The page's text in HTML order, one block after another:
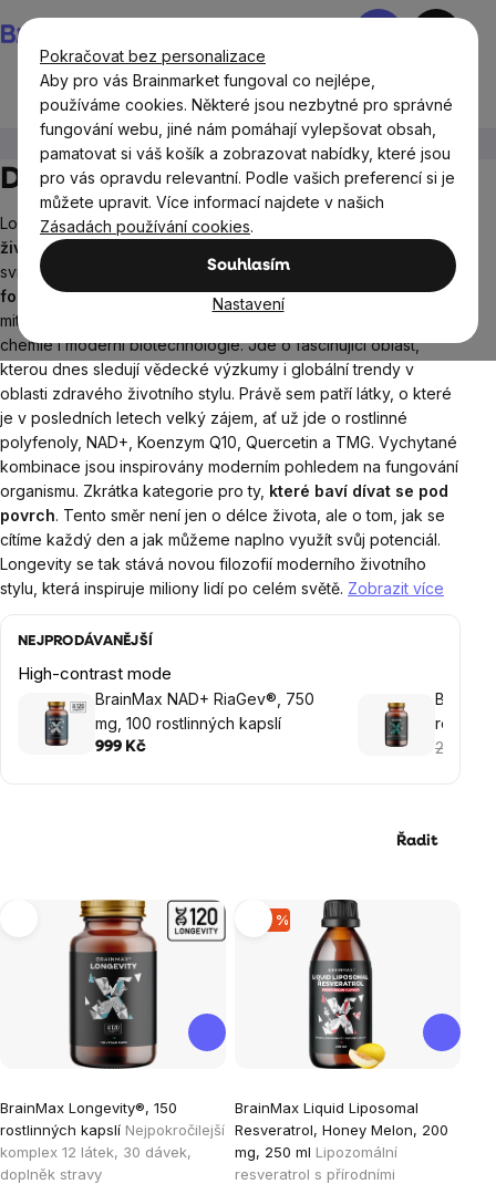
Pokračovat bez personalizace
Aby pro vás Brainmarket fungoval co nejlépe,
používáme cookies. Některé jsou nezbytné pro správné
fungování webu, jiné nám pomáhají vylepšovat obsah,
pamatovat si váš košík a zobrazovat nabídky, které jsou
pro vás opravdu relevantní. Podle vašich preferencí si je
můžete upravit. Více informací najdete v našich
Zásadách používání cookies.
Souhlasím
Nastavení
na
obsah
Nákupní
Cíle Longevity
Doplňky stravy na longevity
Longevity je jedno znediskutovanějších témat moderního
životního stylu
. A není divu. Zatímco dřív se řešilo hlavně kolik
svíček bude na dortu, dnes se mnohem víc mluví o tom,
v jaké
formě je chceme sfouknout. Do popředí se dostávají
mitochondrie, oxidativní stres, buněčná biologie, molekulární
chemie i moderní biotechnologie. Jde o fascinující oblast,
kterou dnes sledují vědecké výzkumy i globální trendy v
oblasti zdravého životního stylu. Právě sem patří látky, o které
je v posledních letech velký zájem, ať už jde o rostlinné
polyfenoly, NAD+, Koenzym Q10, Quercetin a TMG. Vychytané
kombinace jsou inspirovány moderním pohledem na fungování
organismu. Zkrátka kategorie pro ty, které baví dívat se pod
povrch. Tento směr není jen o délce života, ale o tom, jak se
cítíme každý den a jak můžeme naplno využít svůj potenciál.
Longevity se tak stává novou filozofií moderního životního
stylu, která inspiruje miliony lidí po celém světě. Zobrazit více
NEJPRODÁVANĚJŠÍ
High-contrast mode
BrainMax NAD+ RiaGev®, 750
mg, 100 rostlinných kapslí
999 Kč
239 Kč
Řadit
produktů
BrainMax Longevity®, 150
rostlinných kapslí Nejpokročilejší
komplex 12 látek, 30 dávek,
doplněk stravy
hodnocení
produktu
je
–30 %
BrainMax Liquid Liposomal
Resveratrol, Honey Melon, 200
mg, 250 ml Lipozomální
resveratrol s přírodními
hodnocení
produktu
je